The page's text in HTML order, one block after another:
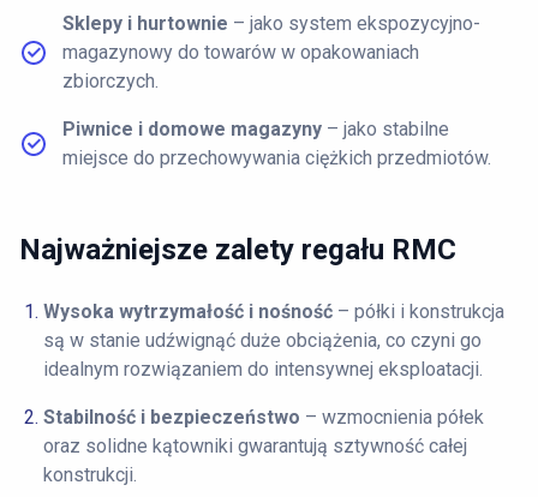
Sklepy i hurtownie – jako system ekspozycyjno-
magazynowy do towarów w opakowaniach
zbiorczych.
Piwnice i domowe magazyny – jako stabilne
miejsce do przechowywania ciężkich przedmiotów.
Najważniejsze zalety regału RMC
Wysoka wytrzymałość i nośność – półki i konstrukcja
są w stanie udźwignąć duże obciążenia, co czyni go
idealnym rozwiązaniem do intensywnej eksploatacji.
Stabilność i bezpieczeństwo – wzmocnienia półek
oraz solidne kątowniki gwarantują sztywność całej
konstrukcji.